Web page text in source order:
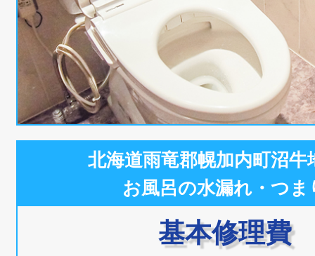
北海道雨竜郡幌加内町沼牛
お風呂の水漏れ・つま
基本修理費